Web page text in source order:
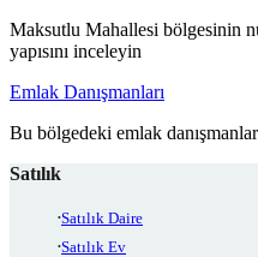
Maksutlu Mahallesi bölgesinin
yapısını inceleyin
Emlak Danışmanları
Bu bölgedeki emlak
Satılık
Satılık Daire
Satılık Ev